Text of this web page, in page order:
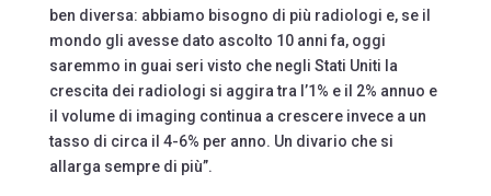
ben diversa: abbiamo bisogno di più radiologi e, se il
mondo gli avesse dato ascolto 10 anni fa, oggi
saremmo in guai seri visto che negli Stati Uniti la
crescita dei radiologi si aggira tra l’1% e il 2% annuo e
il volume di imaging continua a crescere invece a un
tasso di circa il 4-6% per anno. Un divario che si
allarga sempre di più”.